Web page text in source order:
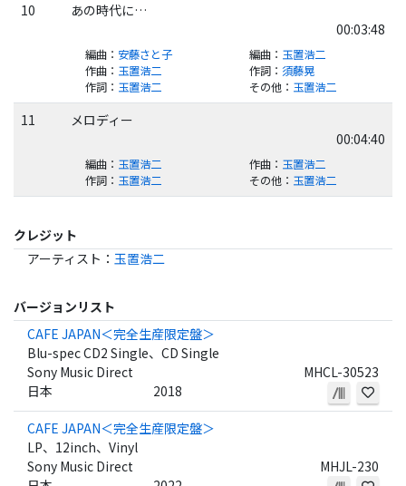
10
あの時代に…
00:03:48
編曲： 安藤さと子 編曲： 玉置浩二
作曲： 玉置浩二 作詞： 須藤晃
作詞： 玉置浩二 その他： 玉置浩二
11
メロディー
00:04:40
編曲： 玉置浩二 作曲： 玉置浩二
作詞： 玉置浩二 その他： 玉置浩二
クレジット
アーティスト ： 玉置浩二
バージョンリスト
CAFE JAPAN＜完全生産限定盤＞
Blu-spec CD2 Single、CD Single
Sony Music Direct
MHCL-30523
日本
2018
CAFE JAPAN＜完全生産限定盤＞
LP、12inch、Vinyl
Sony Music Direct
MHJL-230